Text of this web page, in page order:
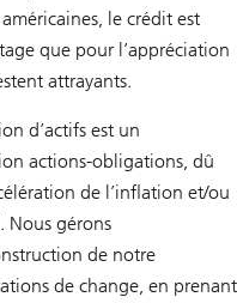
le crédit est
que pour l’appréciation
attrayants.
d’actifs est un
actions-obligations, dû
de l’inflation et/ou
Nous gérons
de notre
de change, en prenant